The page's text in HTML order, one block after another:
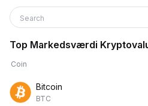
Search
Top Markedsværdi
Coin
Bitcoin
BTC